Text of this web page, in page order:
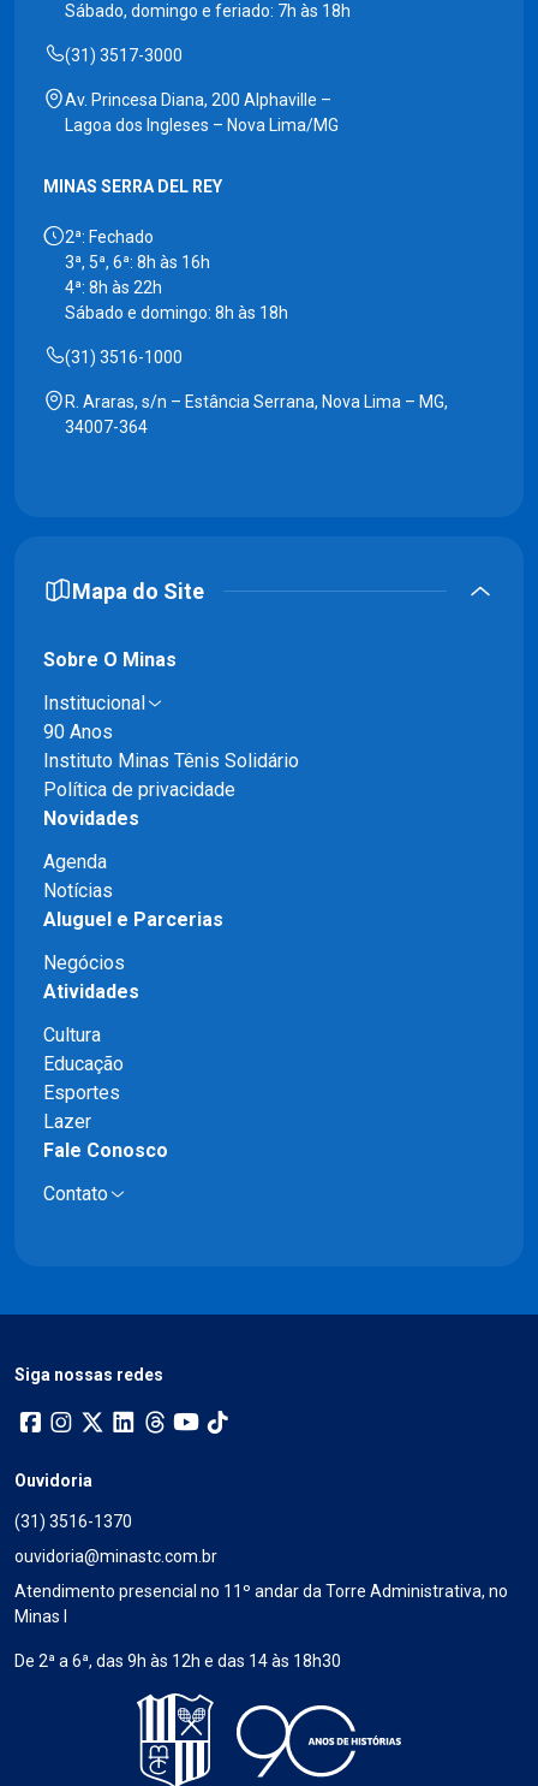
Sábado, domingo e feriado: 7h às 18h
(31) 3517-3000
Av. Princesa Diana, 200 Alphaville –
Lagoa dos Ingleses – Nova Lima/MG
MINAS SERRA DEL REY
2ª: Fechado
3ª, 5ª, 6ª: 8h às 16h
4ª: 8h às 22h
Sábado e domingo: 8h às 18h
(31) 3516-1000
R. Araras, s/n – Estância Serrana, Nova Lima – MG,
34007-364
Mapa do Site
Sobre O Minas
Institucional
90 Anos
Instituto Minas Tênis Solidário
Política de privacidade
Novidades
Agenda
Notícias
Aluguel e Parcerias
Negócios
Atividades
Cultura
Educação
Esportes
Lazer
Fale Conosco
Contato
Siga nossas redes
Ouvidoria
(31) 3516-1370
ouvidoria@minastc.com.br
Atendimento presencial no 11º andar da Torre Administrativa, no
Minas I
De 2ª a 6ª, das 9h às 12h e das 14 às 18h30